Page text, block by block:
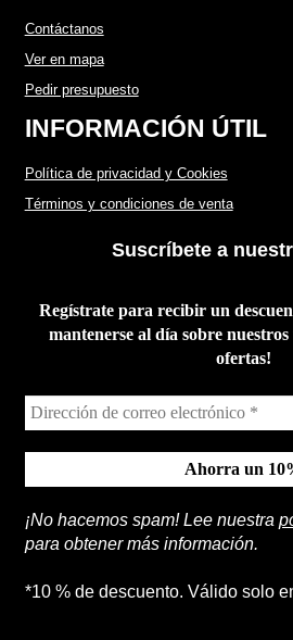
Contáctanos
Ver en mapa
Pedir presupuesto
INFORMACIÓN ÚTIL
Política de privacidad y Cookies
Términos y condiciones de venta
Suscríbete a
Regístrate para recibir un
mantenerse al día sobre
ofertas!
¡No hacemos spam! Lee nuestra
para obtener más información.
*10 % de descuento. Válido solo